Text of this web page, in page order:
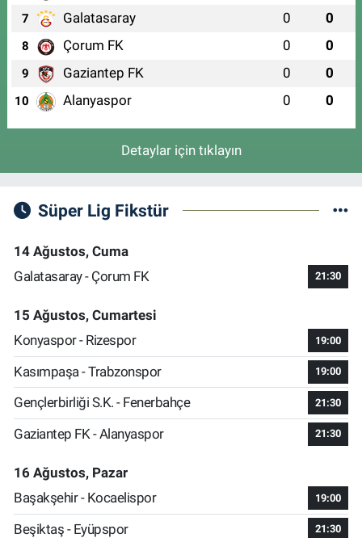
7 Galatasaray 0 0
8 Çorum FK 0 0
9 Gaziantep FK 0 0
10 Alanyaspor 0 0
Detaylar için tıklayın
Süper Lig Fikstür
14 Ağustos, Cuma
Galatasaray - Çorum FK
21:30
15 Ağustos, Cumartesi
Konyaspor - Rizespor
19:00
Kasımpaşa - Trabzonspor 19:00
Gençlerbirliği S.K. - Fenerbahçe 21:30
Gaziantep FK - Alanyaspor 21:30
16 Ağustos, Pazar
Başakşehir - Kocaelispor
19:00
Beşiktaş - Eyüpspor 21:30